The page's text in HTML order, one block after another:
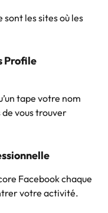
sont les sites où les
Profile
tape votre nom
vous trouver
Facebook chaque
votre activité.